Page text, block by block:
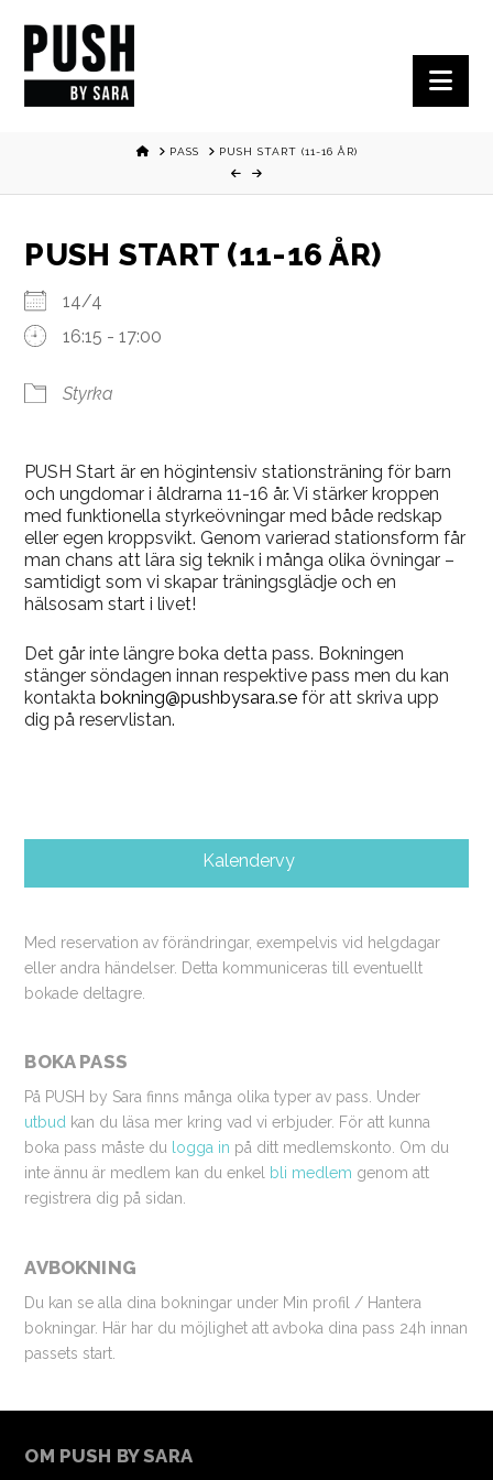
HOMEPASS PUSH START (11-16 ÅR)
PUSH START (11-16 ÅR)
14/4
16:15 - 17:00
Styrka
PUSH Start är en högintensiv stationsträning för barn
och ungdomar i åldrarna 11-16 år. Vi stärker kroppen
med funktionella styrkeövningar med både redskap
eller egen kroppsvikt. Genom varierad stationsform får
man chans att lära sig teknik i många olika övningar –
samtidigt som vi skapar träningsglädje och en
hälsosam start i livet!
Det går inte längre boka detta pass. Bokningen
stänger söndagen innan respektive pass men du kan
kontaktabokning@pushbysara.se för att skriva upp
dig på reservlistan.
Kalendervy
Med reservation av förändringar, exempelvis vid helgdagar
eller andra händelser. Detta kommuniceras till eventuellt
bokade deltagre.
BOKA PASS
På PUSH by Sara finns många olika typer av pass. Under
utbud kan du läsa mer kring vad vi erbjuder. För att kunna
boka pass måste du logga in på ditt medlemskonto. Om du
inte ännu är medlem kan du enkel bli medlem genom att
registrera dig på sidan.
AVBOKNING
Du kan se alla dina bokningar under Min profil / Hantera
bokningar. Här har du möjlighet att avboka dina pass 24h innan
passets start.
OM PUSH BY SARA